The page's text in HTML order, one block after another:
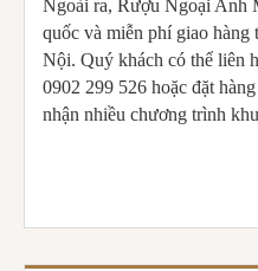
Ngoài ra, Rượu Ngoại Anh
quốc và miễn phí giao
Nội. Quý khách có thể liên
0902 299 526 hoặc đặt
nhận nhiều chương trình